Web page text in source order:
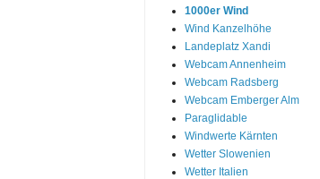
1000er Wind
Wind Kanzelhöhe
Landeplatz Xandi
Webcam Annenheim
Webcam Radsberg
Webcam Emberger Alm
Paraglidable
Windwerte Kärnten
Wetter Slowenien
Wetter Italien